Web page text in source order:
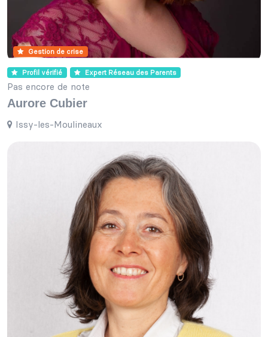
Gestion de crise
Profil vérifié Expert Réseau des Parents
Pas encore de note
Aurore Cubier
Issy-les-Moulineaux